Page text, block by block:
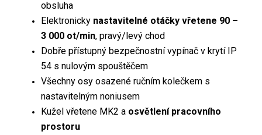
obsluha
Elektronicky nastavitelné otáčky vřetene 90 –
3 000 ot/min, pravý/levý chod
Dobře přístupný bezpečnostní vypínač v krytí IP
54 s nulovým spouštěčem
Všechny osy osazené ručním kolečkem s
nastavitelným noniusem
Kužel vřetene MK2 a osvětlení pracovního
prostoru